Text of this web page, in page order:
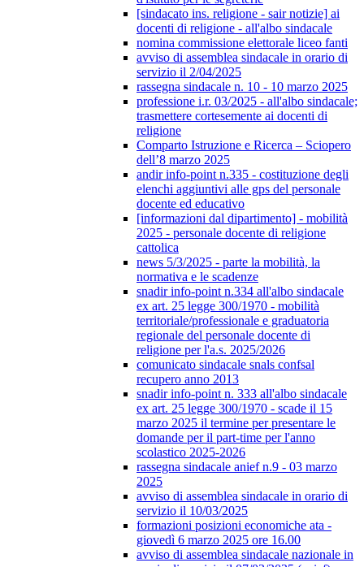
[sindacato ins. religione - sair notizie] ai
docenti di religione - all'albo sindacale
nomina commissione elettorale liceo fanti
avviso di assemblea sindacale in orario di
servizio il 2/04/2025
rassegna sindacale n. 10 - 10 marzo 2025
professione i.r. 03/2025 - all'albo sindacale;
trasmettere cortesemente ai docenti di
religione
Comparto Istruzione e Ricerca – Sciopero
dell’8 marzo 2025
andir info-point n.335 - costituzione degli
elenchi aggiuntivi alle gps del personale
docente ed educativo
[informazioni dal dipartimento] - mobilità
2025 - personale docente di religione
cattolica
news 5/3/2025 - parte la mobilità, la
normativa e le scadenze
snadir info-point n.334 all'albo sindacale
ex art. 25 legge 300/1970 - mobilità
territoriale/professionale e graduatoria
regionale del personale docente di
religione per l'a.s. 2025/2026
comunicato sindacale snals confsal
recupero anno 2013
snadir info-point n. 333 all'albo sindacale
ex art. 25 legge 300/1970 - scade il 15
marzo 2025 il termine per presentare le
domande per il part-time per l'anno
scolastico 2025-2026
rassegna sindacale anief n.9 - 03 marzo
2025
avviso di assemblea sindacale in orario di
servizio il 10/03/2025
formazioni posizioni economiche ata -
giovedì 6 marzo 2025 ore 16.00
avviso di assemblea sindacale nazionale in